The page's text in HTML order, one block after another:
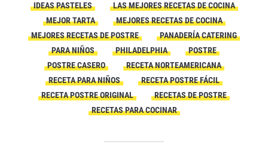
IDEAS PASTELES
LAS MEJORES RECETAS DE COCINA
MEJOR TARTA
MEJORES RECETAS DE COCINA
MEJORES RECETAS DE POSTRE
PANADERÍA CATERING
PARA NIÑOS
PHILADELPHIA
POSTRE
POSTRE CASERO
RECETA NORTEAMERICANA
RECETA PARA NIÑOS
RECETA POSTRE FÁCIL
RECETA POSTRE ORIGINAL
RECETAS DE POSTRE
RECETAS PARA COCINAR